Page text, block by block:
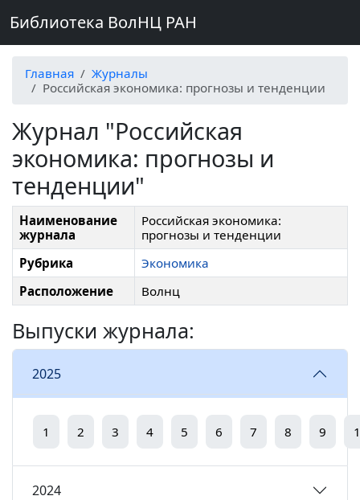
Библиотека ВолНЦ РАН
Главная
Журналы
Российская экономика: прогнозы и тенденции
Журнал "Российская
экономика: прогнозы и
тенденции"
Наименование
журнала
Российская экономика:
прогнозы и тенденции
Рубрика
Экономика
Расположение
Волнц
Выпуски журнала:
2025
1 2 3 4 5 6 7 8 9
2024